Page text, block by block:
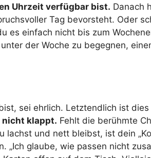
Uhrzeit verfügbar bist. Danach
Tag bevorsteht. Oder
es einfach nicht bis zum
der Woche zu begegnen,
sei ehrlich. Letztendlich ist
nicht klappt. Fehlt die berühmte
lachst und nett bleibst, ist dein
„Ich glaube, wie passen nicht